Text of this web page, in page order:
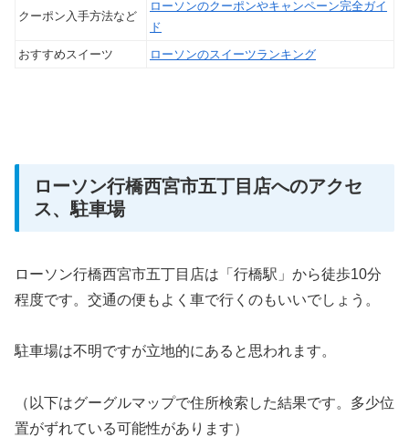
クーポン入手方法など
ローソンのクーポンやキャンペーン完全ガイ
ド
おすすめスイーツ
ローソンのスイーツランキング
ローソン行橋西宮市五丁目店へのアクセ
ス、駐車場
ローソン行橋西宮市五丁目店は「行橋駅」から徒歩10分
程度です。交通の便もよく車で行くのもいいでしょう。
駐車場は不明ですが立地的にあると思われます。
（以下はグーグルマップで住所検索した結果です。多少位
置がずれている可能性があります）